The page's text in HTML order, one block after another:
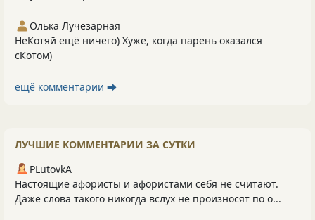
Олька Лучезарная
НеКотяй ещё ничего) Хуже, когда парень оказался
сКотом)
ещё комментарии ⮕
ЛУЧШИЕ КОММЕНТАРИИ ЗА СУТКИ
PLutоvkА
Настоящие афористы и афористами себя не считают.
Даже слова такого никогда вслух не произносят по о...